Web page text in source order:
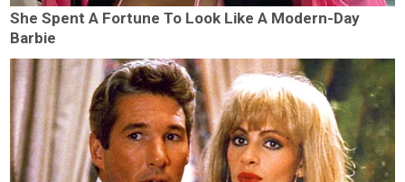
She Spent A Fortune To Look Like A Modern-Day
Barbie